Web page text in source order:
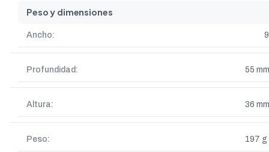
Peso y dimensiones
Ancho:
Profundidad: 55 mm
Altura: 36 mm
Peso: 197 g